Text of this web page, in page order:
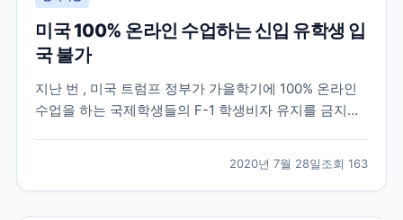
미국 100% 온라인 수업하는 신입 유학생 입
국 불가
지난 번 , 미국 트럼프 정부가 가을학기에 100% 온라인
수업을 하는 국제학생들의 F-1 학생비자 유지를 금지한
지라 등에 따르면 미국이 가을학기에 모든 강의를 온라
인으로만 진행하는 대학에 등록하려는 “ 신입 국...
2020년 7월 28일조회 163